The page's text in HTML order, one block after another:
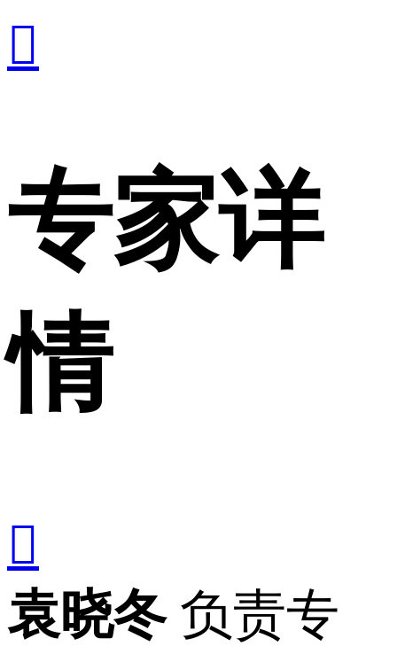

专家详
情

袁晓冬 负责专